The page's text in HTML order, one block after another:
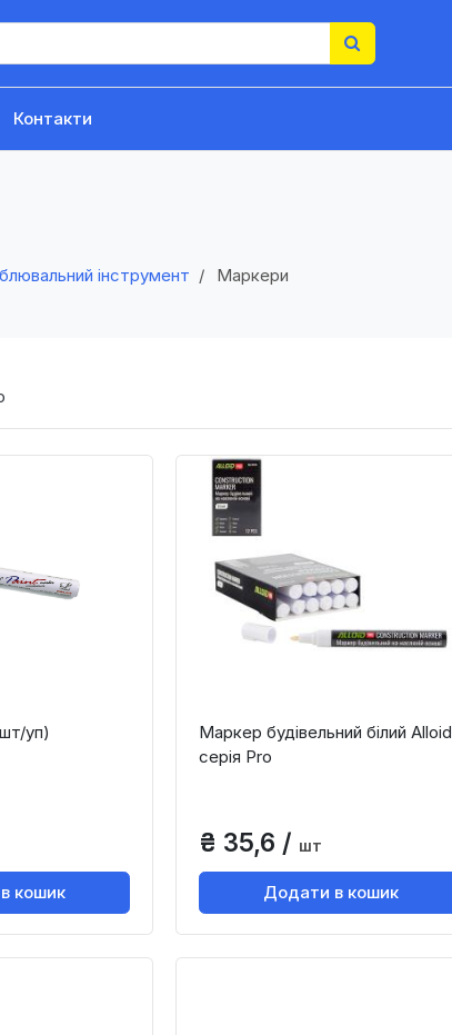
Контакти
інструмент Маркери
уп)
кошик
Маркер будівельний білий Alloid
серія Pro
₴ 35,6 / шт
Додати в кошик